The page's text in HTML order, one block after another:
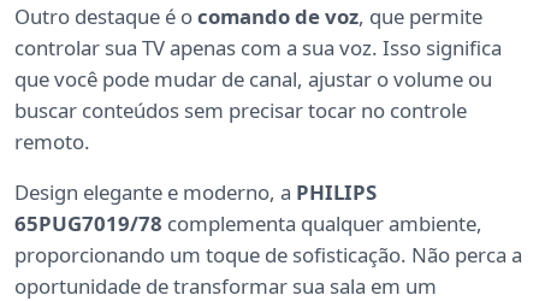
Outro destaque é ocomando de voz, que permite
controlar sua TV apenas com a sua voz. Isso significa
que você pode mudar de canal, ajustar o volume ou
buscar conteúdos sem precisar tocar no controle
remoto.
Design elegante e moderno, a PHILIPS
65PUG7019/78 complementa qualquer ambiente,
proporcionando um toque de sofisticação. Não perca a
oportunidade de transformar sua sala em um